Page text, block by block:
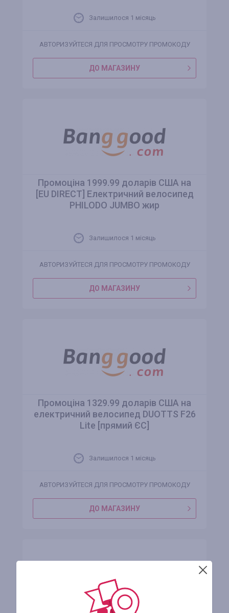
Залишилося 1 місяць
АВТОРИЗУЙТЕСЯ ДЛЯ ПРОСМОТРУ ПРОМОКОДУ
ДО МАГАЗИНУ
Промоціна 1999.99 доларів США на
[EU DIRECT] Електричний велосипед
PHILODO JUMBO жир
Залишилося 1 місяць
АВТОРИЗУЙТЕСЯ ДЛЯ ПРОСМОТРУ ПРОМОКОДУ
ДО МАГАЗИНУ
Промоціна 1329.99 доларів США на
електричний велосипед DUOTTS F26
Lite [прямий ЄС]
Залишилося 1 місяць
АВТОРИЗУЙТЕСЯ ДЛЯ ПРОСМОТРУ ПРОМОКОДУ
ДО МАГАЗИНУ